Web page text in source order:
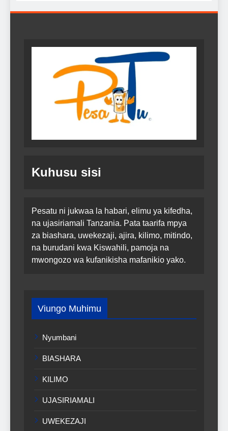
Kuhusu sisi
Pesatu ni jukwaa la habari, elimu ya kifedha,
na ujasiriamali Tanzania. Pata taarifa mpya
za biashara, uwekezaji, ajira, kilimo, mitindo,
na burudani kwa Kiswahili, pamoja na
mwongozo wa kufanikisha mafanikio yako.
Viungo Muhimu
Nyumbani
BIASHARA
KILIMO
UJASIRIAMALI
UWEKEZAJI